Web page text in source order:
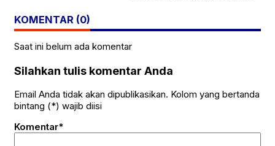
KOMENTAR (0)
Saat ini belum ada komentar
Silahkan tulis komentar Anda
Email Anda tidak akan dipublikasikan. Kolom yang bertanda
bintang (*) wajib diisi
Komentar*